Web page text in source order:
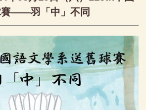
賽——羽「中」不同